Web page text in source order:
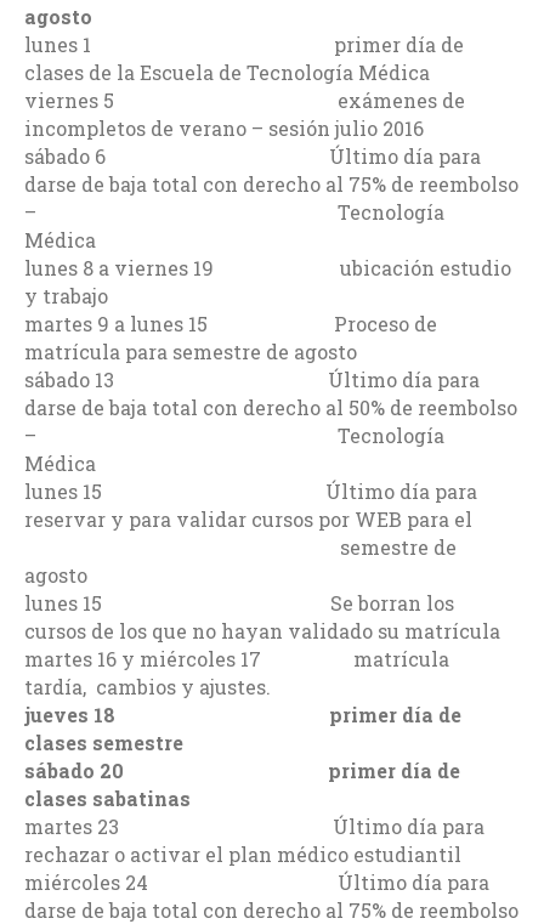
agosto
lunes 1 primer día de
clases de la Escuela de Tecnología Médica
viernes 5 exámenes de
incompletos de verano – sesión julio 2016
sábado 6 Último día para
darse de baja total con derecho al 75% de reembolso
– Tecnología
Médica
lunes 8 a viernes 19 ubicación estudio
y trabajo
martes 9 a lunes 15 Proceso de
matrícula para semestre de agosto
sábado 13 Último día para
darse de baja total con derecho al 50% de reembolso
– Tecnología
Médica
lunes 15 Último día para
reservar y para validar cursos por WEB para el
semestre de
agosto
lunes 15 Se borran los
cursos de los que no hayan validado su matrícula
martes 16 y miércoles 17 matrícula
tardía, cambios y ajustes.
jueves 18 primer día de
clases semestre
sábado 20 primer día de
clases sabatinas
martes 23 Último día para
rechazar o activar el plan médico estudiantil
miércoles 24 Último día para
darse de baja total con derecho al 75% de reembolso